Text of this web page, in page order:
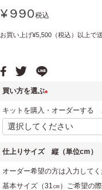
¥ 990税込
お買い上げ¥5,500（税込）以上で
買い方を選ぶ
必
須
キットを購入・オーダーする
仕上りサイズ 縦（単位cm）
オーダー希望の方は入力してく
基本サイズ（31㎝）ご希望の際